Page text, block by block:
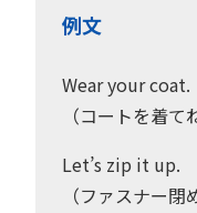
例文
Wear your coat.
（コートを着て
Let’s zip it up.
（ファスナー閉